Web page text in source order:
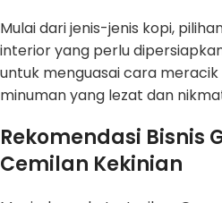
Mulai dari jenis-jenis kopi,
interior yang perlu
untuk menguasai cara
minuman yang lezat dan
Rekomendasi Bisnis
Cemilan Kekinian